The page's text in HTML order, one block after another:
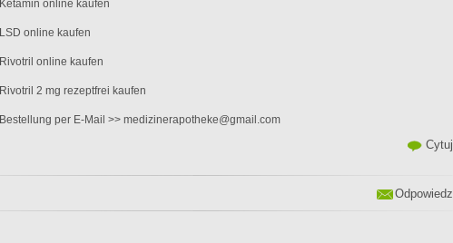
Ketamin online kaufen
LSD online kaufen
Rivotril online kaufen
Rivotril 2 mg rezeptfrei kaufen
Bestellung per E-Mail >> medizinerapotheke@gmail.com
Cytuj
Odpowiedz